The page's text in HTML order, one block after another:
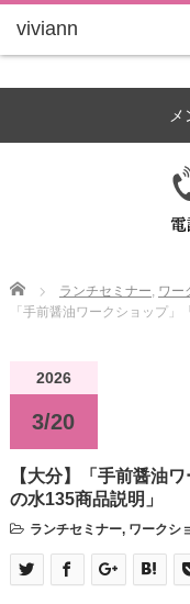
Home ランチセミナー, ワー
「手前醤油ワークショップ」
2026
3/20
【大分】「手前醤油
の水135商品説明」
ランチセミナー, ワークシ